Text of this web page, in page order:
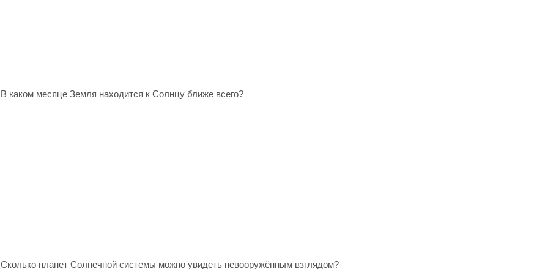
В каком месяце Земля находится к Солнцу ближе всего?
Сколько планет Солнечной системы можно увидеть невооружённым взглядом?